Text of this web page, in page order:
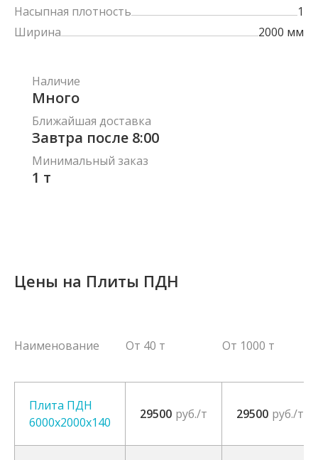
Насыпная плотность
1
Ширина
2000 мм
Наличие
Много
Ближайшая доставка
Завтра после 8:00
Минимальный заказ
1 т
Цены на Плиты ПДН
Наименование От 40 т От 1000 т
Плита ПДН
6000х2000х140
29500 руб./т 29500 руб./т